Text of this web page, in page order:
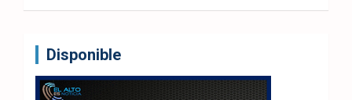
Disponible